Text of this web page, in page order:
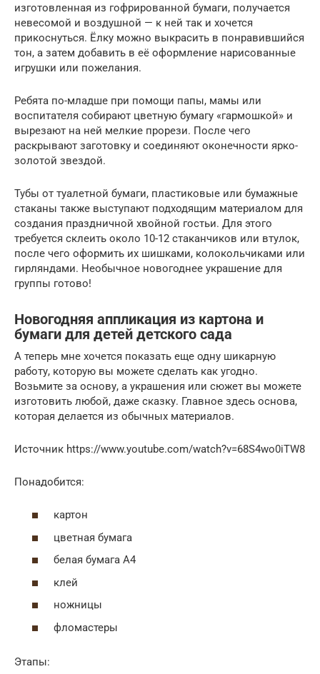
изготовленная из гофрированной бумаги, получается
невесомой и воздушной — к ней так и хочется
прикоснуться. Ёлку можно выкрасить в понравившийся
тон, а затем добавить в её оформление нарисованные
игрушки или пожелания.
Ребята по-младше при помощи папы, мамы или
воспитателя собирают цветную бумагу «гармошкой» и
вырезают на ней мелкие прорези. После чего
раскрывают заготовку и соединяют оконечности ярко-
золотой звездой.
Тубы от туалетной бумаги, пластиковые или бумажные
стаканы также выступают подходящим материалом для
создания праздничной хвойной гостьи. Для этого
требуется склеить около 10-12 стаканчиков или втулок,
после чего оформить их шишками, колокольчиками или
гирляндами. Необычное новогоднее украшение для
группы готово!
Новогодняя аппликация из картона и
бумаги для детей детского сада
А теперь мне хочется показать еще одну шикарную
работу, которую вы можете сделать как угодно.
Возьмите за основу, а украшения или сюжет вы можете
изготовить любой, даже сказку. Главное здесь основа,
которая делается из обычных материалов.
Источник https://www.youtube.com/watch?v=68S4wo0iTW8
Понадобится:
картон
цветная бумага
белая бумага А4
клей
ножницы
фломастеры
Этапы: